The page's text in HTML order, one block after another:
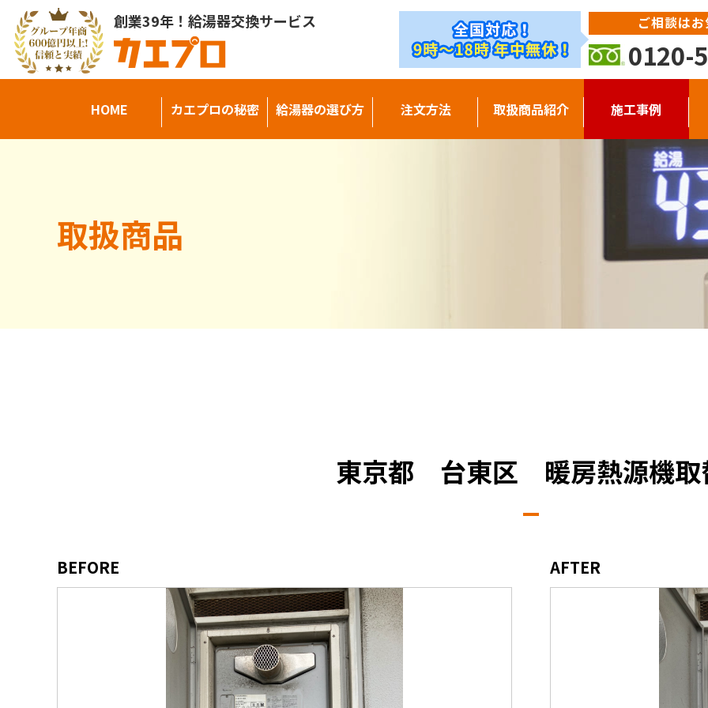
創業39年！給湯器交換サービス ご相談は
0120-
HOME カエプロの秘密 給湯器の選び方 注文方法 取扱商品紹介 施工事例
取扱商品
東京都 台東区 暖房熱源機取
BEFORE AFTER